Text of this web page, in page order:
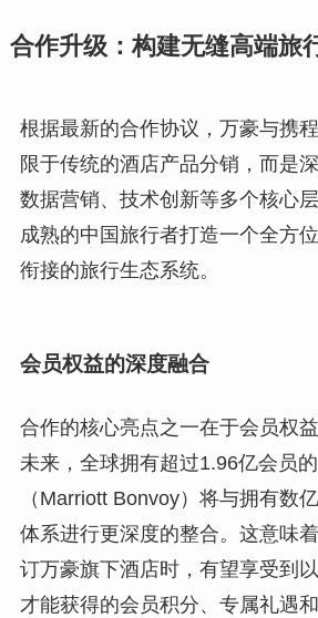
合作升级：构建无缝高端旅
根据最新的合作协议，万豪与携
限于传统的酒店产品分销，而是
数据营销、技术创新等多个核心
成熟的中国旅行者打造一个全方
衔接的旅行生态系统。
会员权益的深度融合
合作的核心亮点之一在于会员权
未来，全球拥有超过1.96亿会员的
（Marriott Bonvoy）将与拥有数
体系进行更深度的整合。这意味
订万豪旗下酒店时，有望享受到
才能获得的会员积分、专属礼遇